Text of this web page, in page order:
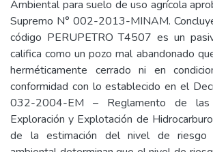
Ambiental para suelo de uso agrícola
Supremo N° 002-2013-MINAM.
código PERUPETRO T4507 es un
califica como un pozo mal abandonado
herméticamente cerrado ni en
conformidad con lo establecido en el
032-2004-EM – Reglamento de las
Exploración y Explotación de
de la estimación del nivel de